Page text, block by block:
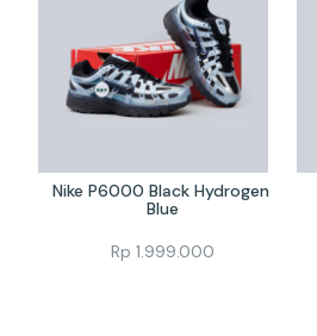
Nike P6000 Black Hydrogen
Blue
Rp1.999.000